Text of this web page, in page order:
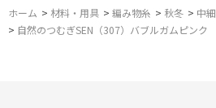
ホーム > 材料・用具 > 編み物糸 > 秋冬 > 中細
> 自然のつむぎSEN（307）バブルガムピンク